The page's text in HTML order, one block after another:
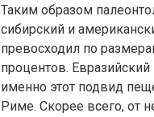
Таким образом
сибирский и
превосходил по
процентов.
именно этот подвид
Риме. Скорее всего, от